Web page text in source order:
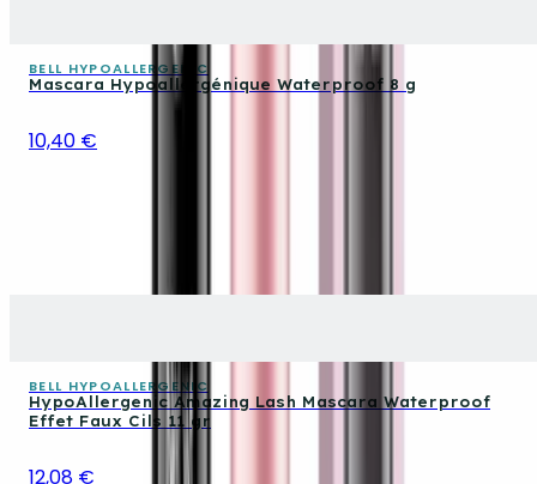
BELL HYPOALLERGENIC
Mascara Hypoallergénique Waterproof 8 g
10,40 €
BELL HYPOALLERGENIC
HypoAllergenic Amazing Lash Mascara Waterproof
Effet Faux Cils 11 gr
12,08 €